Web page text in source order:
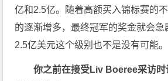
亿和2.5亿。随着高额买入锦标赛的
的逐渐增多，最终冠军的奖金就会急
2.5亿美元这个级别也不是没有可能。
你之前在接受Liv Boeree采访时